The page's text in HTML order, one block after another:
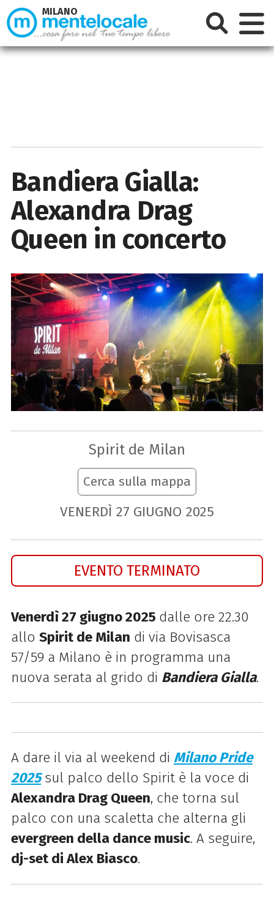
Bandiera Gialla:
Alexandra Drag
Queen in concerto
Spirit de Milan
Cerca sulla mappa
VENERDÌ 27 GIUGNO 2025
EVENTO TERMINATO
Venerdì 27 giugno 2025 dalle ore 22.30
allo Spirit de Milan di via Bovisasca
57/59 a Milano è in programma una
nuova serata al grido di Bandiera Gialla.
A dare il via al weekend di Milano Pride
2025sul palco dello Spirit è la voce di
Alexandra Drag Queen, che torna sul
palco con una scaletta che alterna gli
evergreen della dance music. A seguire,
dj-set di Alex Biasco.
MILANO